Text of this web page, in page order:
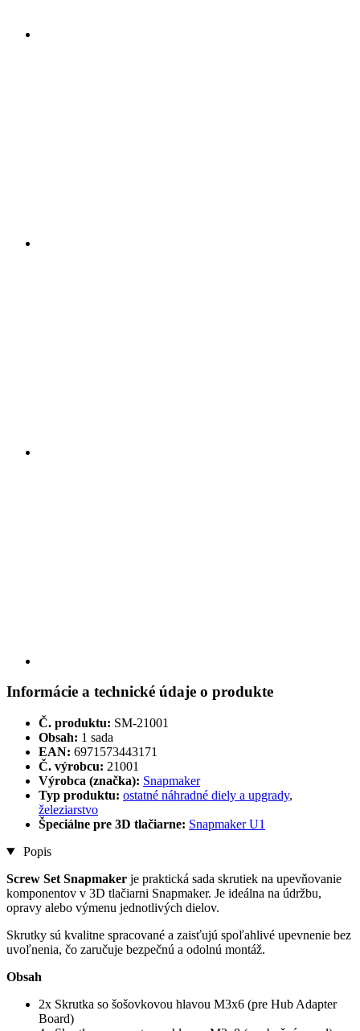
Informácie a technické údaje o produkte
Č. produktu: SM-21001
Obsah: 1 sada
EAN: 6971573443171
Č. výrobcu: 21001
Výrobca (značka): Snapmaker
Typ produktu: ostatné náhradné diely a upgrady,
železiarstvo
Špeciálne pre 3D tlačiarne: Snapmaker U1
Popis
Screw Set Snapmaker je praktická sada skrutiek na upevňovanie
komponentov v 3D tlačiarni Snapmaker. Je ideálna na údržbu,
opravy alebo výmenu jednotlivých dielov.
Skrutky sú kvalitne spracované a zaisťujú spoľahlivé upevnenie bez
uvoľnenia, čo zaručuje bezpečnú a odolnú montáž.
Obsah
2x Skrutka so šošovkovou hlavou M3x6 (pre Hub Adapter
Board)